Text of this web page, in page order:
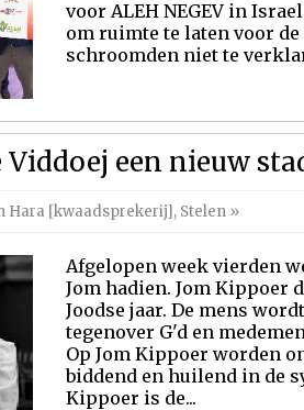
voor ALEH NEGEV in
om ruimte te laten voor
schroomden niet te
Viddoej een nieuw
Hara [kwaadsprekerij], Stelen »
Afgelopen week vierden
Jom hadien. Jom Kippoer
Joodse jaar. De mens
tegenover G'd en
Op Jom Kippoer worden
biddend en huilend in de
Kippoer is de...